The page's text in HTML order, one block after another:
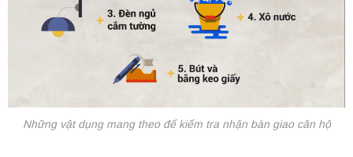
Những vật dụng mang theo để kiểm tra nhận bàn giao căn hộ